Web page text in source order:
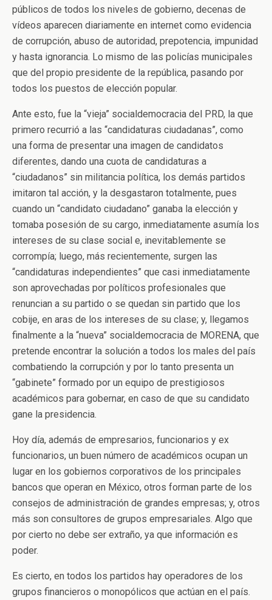
públicos de todos los niveles de gobierno, decenas de
vídeos aparecen diariamente en internet como evidencia
de corrupción, abuso de autoridad, prepotencia, impunidad
y hasta ignorancia. Lo mismo de las policías municipales
que del propio presidente de la república, pasando por
todos los puestos de elección popular.
Ante esto, fue la “vieja” socialdemocracia del PRD, la que
primero recurrió a las “candidaturas ciudadanas”, como
una forma de presentar una imagen de candidatos
diferentes, dando una cuota de candidaturas a
“ciudadanos” sin militancia política, los demás partidos
imitaron tal acción, y la desgastaron totalmente, pues
cuando un “candidato ciudadano” ganaba la elección y
tomaba posesión de su cargo, inmediatamente asumía los
intereses de su clase social e, inevitablemente se
corrompía; luego, más recientemente, surgen las
“candidaturas independientes” que casi inmediatamente
son aprovechadas por políticos profesionales que
renuncian a su partido o se quedan sin partido que los
cobije, en aras de los intereses de su clase; y, llegamos
finalmente a la “nueva” socialdemocracia de MORENA, que
pretende encontrar la solución a todos los males del país
combatiendo la corrupción y por lo tanto presenta un
“gabinete” formado por un equipo de prestigiosos
académicos para gobernar, en caso de que su candidato
gane la presidencia.
Hoy día, además de empresarios, funcionarios y ex
funcionarios, un buen número de académicos ocupan un
lugar en los gobiernos corporativos de los principales
bancos que operan en México, otros forman parte de los
consejos de administración de grandes empresas; y, otros
más son consultores de grupos empresariales. Algo que
por cierto no debe ser extraño, ya que información es
poder.
Es cierto, en todos los partidos hay operadores de los
grupos financieros o monopólicos que actúan en el país.